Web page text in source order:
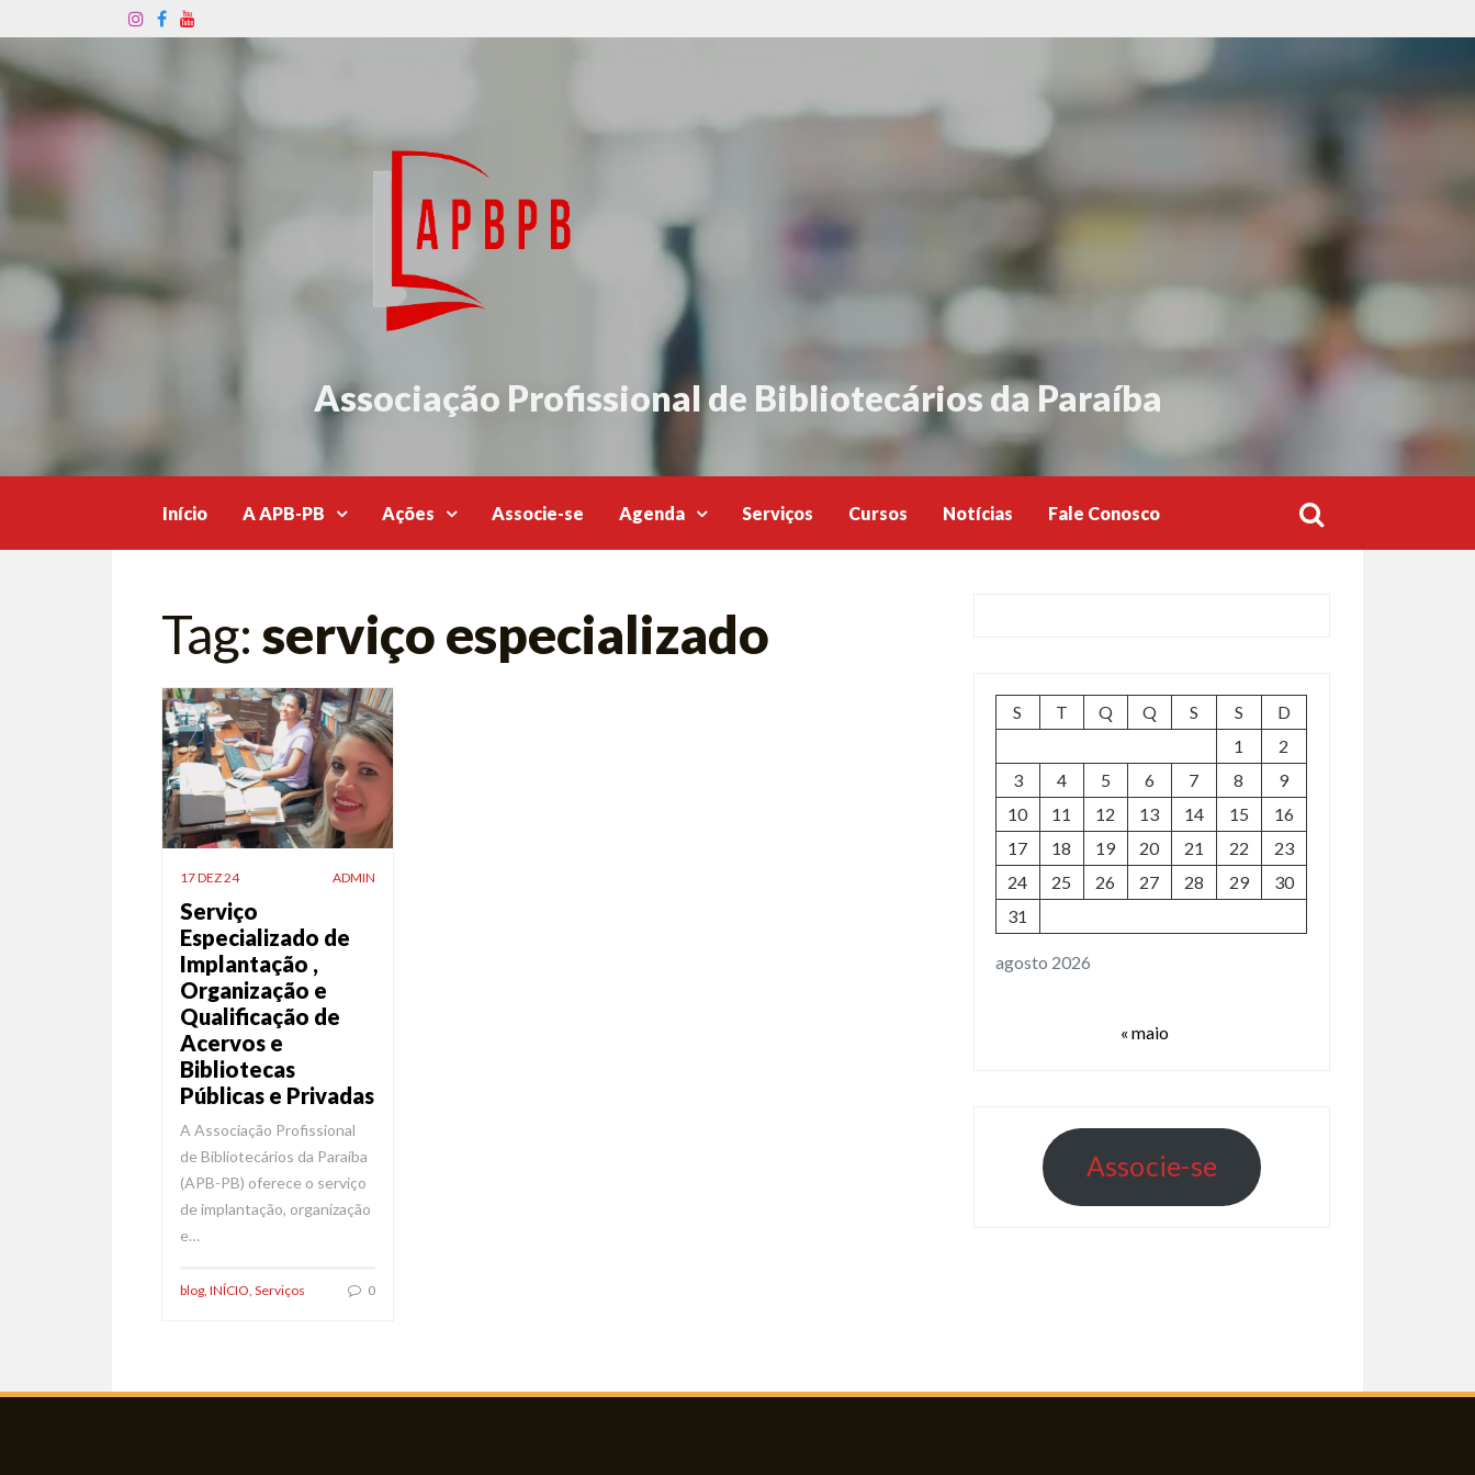
Associação Profissional de Bibliotecários da Paraíba
Início A APB-PB Ações Associe-se Agenda Serviços Cursos Notícias Fale Conosco
Tag: serviço especializado
17 DEZ 24 ADMIN
Serviço
Especializado de
Implantação ,
Organização e
Qualificação de
Acervos e
Bibliotecas
Públicas e Privadas
A Associação Profissional
de Bibliotecários da Paraíba
(APB-PB) oferece o serviço
de implantação, organização
e…
blog, INÍCIO, Serviços 0
agosto 2026
S T Q Q S S
D
1
2
3
4 5 6 7 8
9
10
11 12 13 14 15
16
17
18 19 20 21 22
23
24
25 26 27 28 29
30
31
« maio
Associe-se